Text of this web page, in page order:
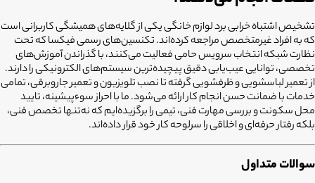
تشخیص اشتباه خرابی برد لوازم خانگی یکی از گلایه‌های همیشگی کاربرانی است
که به افراد غیرمتخصص مراجعه کرده‌اند. تکنسین‌های رسمی فیکسا که تحت
نظارت شبکه انتخاب سرویس حامی فعالیت می‌کنند، با گذراندن آموزش‌های
تخصصی، توانایی عیب‌یابی دقیق پیچیده‌ترین سیستم‌های الکترونیکی را دارند.
از تعمیر لباسشویی و ظرفشویی گرفته تا نصب تلویزیون و تعمیر جاروبرقی، تمامی
خدمات با ضمانت حسن انجام کار ارائه می‌شود. ما با احراز سوءپیشینه، تایید
محل سکونت و بررسی مهارت فنی، تیمی را برگزیده‌ایم که نه‌تنها تخصص فنی،
بلکه رفتار حرفه‌ای و اخلاقی را سرلوحه کار خود قرار داده‌اند.
سوالات متداول